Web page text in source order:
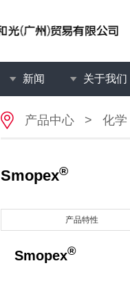
新闻 关于我们
产品中心 > 化学
Smopex®
产品特性
Smopex®